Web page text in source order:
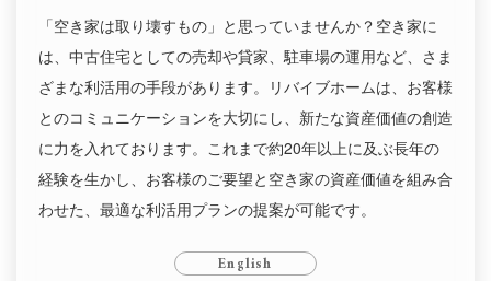
「空き家は取り壊すもの」と思っていませんか？空き家に
は、中古住宅としての売却や貸家、駐車場の運用など、さま
ざまな利活用の手段があります。リバイブホームは、お客様
とのコミュニケーションを大切にし、新たな資産価値の創造
に力を入れております。これまで約20年以上に及ぶ長年の
経験を生かし、お客様のご要望と空き家の資産価値を組み合
わせた、最適な利活用プランの提案が可能です。
English